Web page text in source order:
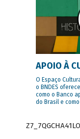
APOIO À
O Espaço
o BNDES
como o Banco
do Brasil e